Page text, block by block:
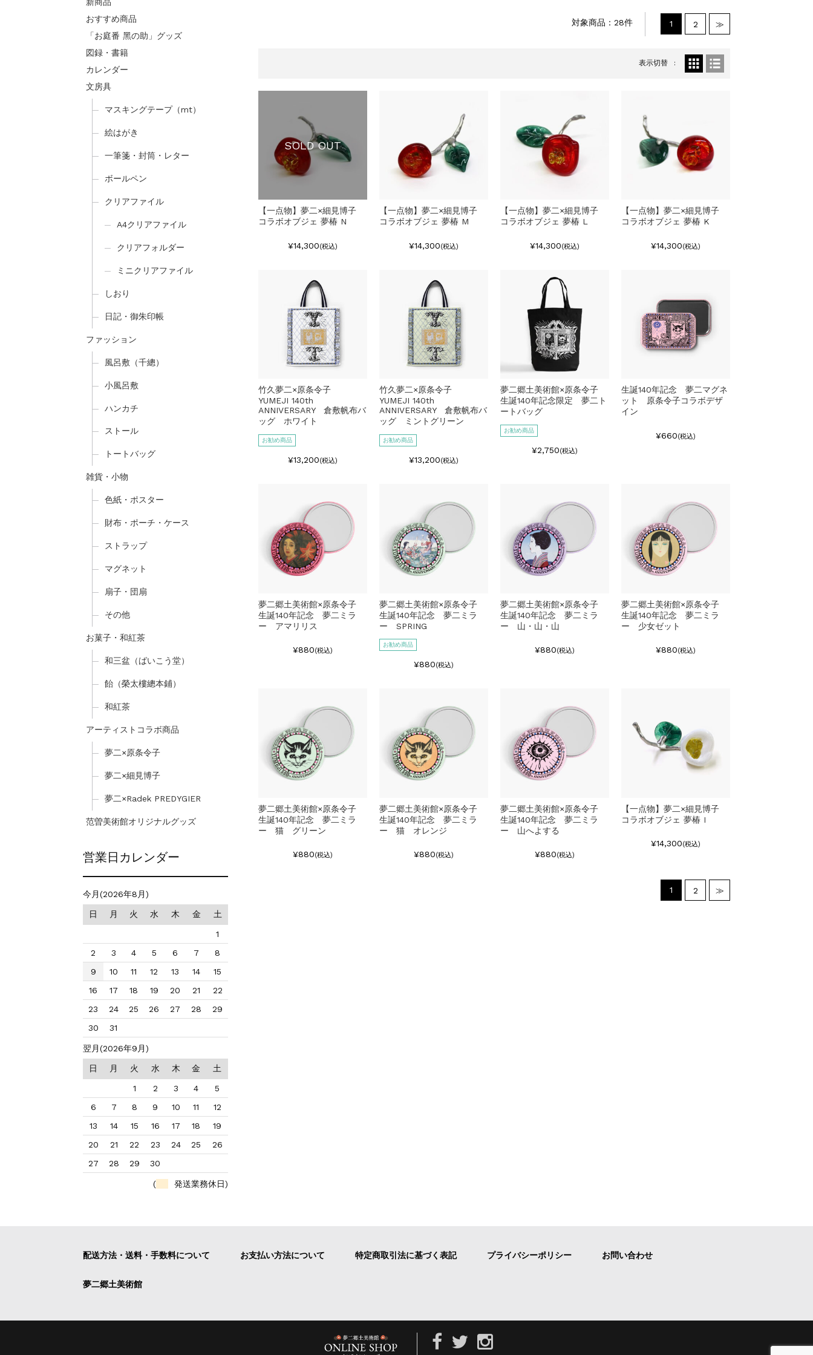
1 2 ≫
対象商品：28件
表示切替
SOLD OUT
【一点物】夢二×細見博子
コラボオブジェ 夢椿 N
¥14,300(税込)
【一点物】夢二×細見博子
コラボオブジェ 夢椿 M
¥14,300(税込)
【一点物】夢二×細見博子
コラボオブジェ 夢椿 L
¥14,300(税込)
【一点物】夢二×細見博子
コラボオブジェ 夢椿 K
¥14,300(税込)
竹久夢二×原条令子
YUMEJI 140th
ANNIVERSARY 倉敷帆布バ
ッグ ホワイト
お勧め商品
¥13,200(税込)
竹久夢二×原条令子
YUMEJI 140th
ANNIVERSARY 倉敷帆布バ
ッグ ミントグリーン
お勧め商品
¥13,200(税込)
夢二郷土美術館×原条令子
生誕140年記念限定 夢二ト
ートバッグ
お勧め商品
¥2,750(税込)
生誕140年記念 夢二マグネ
ット 原条令子コラボデザ
イン
¥660(税込)
夢二郷土美術館×原条令子
生誕140年記念 夢二ミラ
ー アマリリス
¥880(税込)
夢二郷土美術館×原条令子
生誕140年記念 夢二ミラ
ー SPRING
お勧め商品
¥880(税込)
夢二郷土美術館×原条令子
生誕140年記念 夢二ミラ
ー 山・山・山
¥880(税込)
夢二郷土美術館×原条令子
生誕140年記念 夢二ミラ
ー 少女ゼット
¥880(税込)
夢二郷土美術館×原条令子
生誕140年記念 夢二ミラ
ー 猫 グリーン
¥880(税込)
夢二郷土美術館×原条令子
生誕140年記念 夢二ミラ
ー 猫 オレンジ
¥880(税込)
夢二郷土美術館×原条令子
生誕140年記念 夢二ミラ
ー 山へよする
¥880(税込)
【一点物】夢二×細見博子
コラボオブジェ 夢椿 I
¥14,300(税込)
1 2 ≫
おすすめ商品
「お庭番 黑の助」グッズ
図録・書籍
カレンダー
文房具
マスキングテープ（mt）
絵はがき
一筆箋・封筒・レター
ボールペン
クリアファイル
A4クリアファイル
クリアフォルダー
ミニクリアファイル
しおり
日記・御朱印帳
ファッション
風呂敷（千總）
小風呂敷
ハンカチ
ストール
トートバッグ
雑貨・小物
色紙・ポスター
財布・ポーチ・ケース
ストラップ
マグネット
扇子・団扇
その他
お菓子・和紅茶
和三盆（ばいこう堂）
飴（榮太樓總本鋪）
和紅茶
アーティストコラボ商品
夢二×原条令子
夢二×細見博子
夢二×Radek PREDYGIER
范曽美術館オリジナルグッズ
営業日カレンダー
今月(2026年8月)
日 月 火 水 木 金 土
1
2
3 4 5 6 7
8
9
10 11 12 13 14
15
16
17 18 19 20 21
22
23
24 25 26 27 28
29
30
31
翌月(2026年9月)
日 月 火 水 木 金 土
1 2 3 4
5
6
7 8 9 10 11
12
13
14 15 16 17 18
19
20
21 22 23 24 25
26
27
28 29 30
( 発送業務休日)
配送方法・送料・手数料について お支払い方法について 特定商取引法に基づく表記 プライバシーポリシー お問い合わせ
夢二郷土美術館